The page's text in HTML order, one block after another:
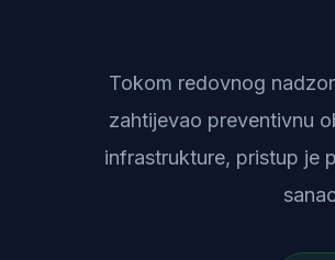
Tokom redovnog
zahtijevao preventivnu
infrastrukture, pristup je